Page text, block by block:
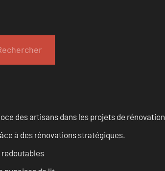
des artisans dans les projets de rénovation
à des rénovations stratégiques.
redoutables